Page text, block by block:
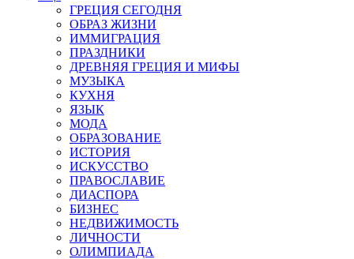
ГРЕЦИЯ СЕГОДНЯ
ОБРАЗ ЖИЗНИ
ИММИГРАЦИЯ
ПРАЗДНИКИ
ДРЕВНЯЯ ГРЕЦИЯ И МИФЫ
МУЗЫКА
КУХНЯ
ЯЗЫК
МОДА
ОБРАЗОВАНИЕ
ИСТОРИЯ
ИСКУССТВО
ПРАВОСЛАВИЕ
ДИАСПОРА
БИЗНЕС
НЕДВИЖИМОСТЬ
ЛИЧНОСТИ
ОЛИМПИАДА